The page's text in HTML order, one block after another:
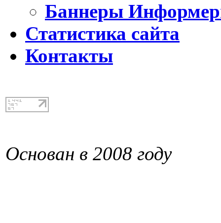
Баннеры
Статистика сайта
Контакты
Основан в 2008 году